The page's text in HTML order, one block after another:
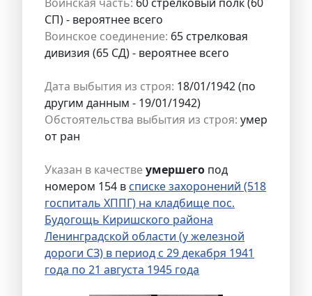
СП) - вероятнее всего
Воинское соединение: 65 стрелковая
дивизия (65 СД) - вероятнее всего
Дата выбытия из строя: 18/01/1942 (по
другим данным - 19/01/1942)
Обстоятельства выбытия из строя: умер
от ран
Указан в качествеумершего под
номером 154 в списке захоронений (518
госпиталь ХППГ) на кладбище пос.
Будогощь Киришского района
Ленинградской области (у железной
дороги СЗ) в период с 29 декабря 1941
года по 21 августа 1945 года